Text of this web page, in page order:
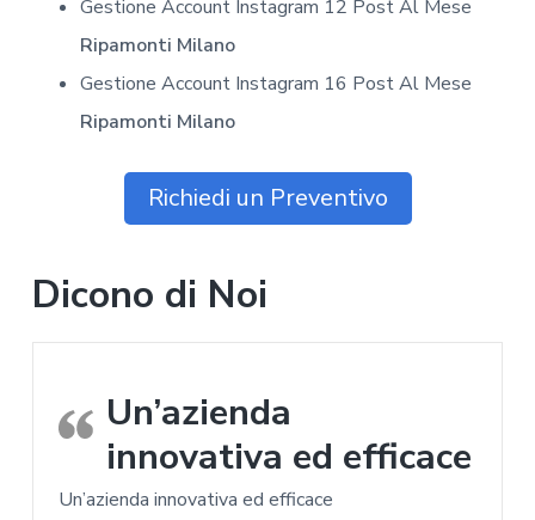
Gestione Account Instagram 12 Post Al Mese
Ripamonti Milano
Gestione Account Instagram 16 Post Al Mese
Ripamonti Milano
Richiedi un Preventivo
Dicono di Noi
Un’azienda
innovativa ed efficace
Un’azienda innovativa ed efficace